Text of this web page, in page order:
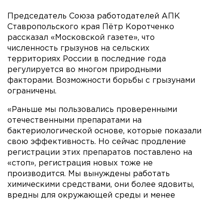
Председатель Союза работодателей АПК
Ставропольского края Пётр Коротченко
рассказал «Московской газете», что
численность грызунов на сельских
территориях России в последние года
регулируется во многом природными
факторами. Возможности борьбы с грызунами
ограничены.
«Раньше мы пользовались проверенными
отечественными препаратами на
бактериологической основе, которые показали
свою эффективность. Но сейчас продление
регистрации этих препаратов поставлено на
«стоп», регистрация новых тоже не
производится. Мы вынуждены работать
химическими средствами, они более ядовиты,
вредны для окружающей среды и менее